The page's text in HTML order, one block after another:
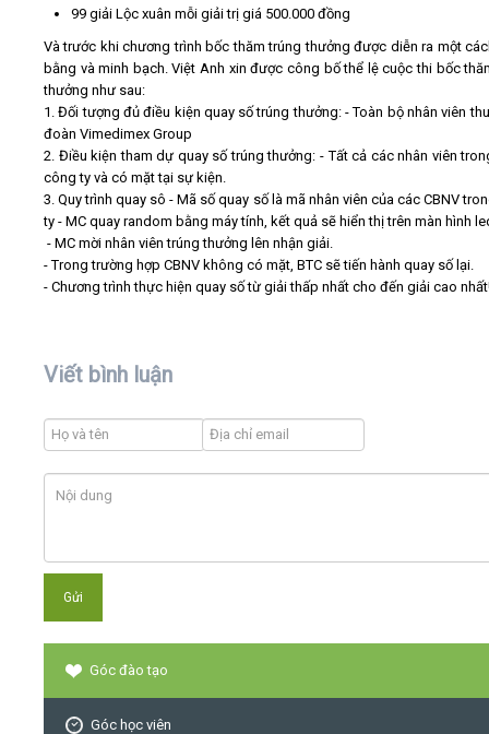
99 giải Lộc xuân mỗi giải trị giá 500.000 đồng
Và trước khi chương trình bốc thăm trúng thưởng được diễn ra một
bằng và minh bạch. Việt Anh xin được công bố thể lệ cuộc thi bốc
thưởng như sau:
1. Đối tượng đủ điều kiện quay số trúng thưởng: - Toàn bộ nhân viên
đoàn Vimedimex Group
2. Điều kiện tham dự quay số trúng thưởng: - Tất cả các nhân viên
công ty và có mặt tại sự kiện.
3. Quy trình quay sô - Mã số quay số là mã nhân viên của các CBNV
ty - MC quay random bằng máy tính, kết quả sẽ hiển thị trên màn hình
- MC mời nhân viên trúng thưởng lên nhận giải.
- Trong trường hợp CBNV không có mặt, BTC sẽ tiến hành quay số lại.
- Chương trình thực hiện quay số từ giải thấp nhất cho đến giải cao
Viết bình luận
Góc đào tạo
Góc học viên